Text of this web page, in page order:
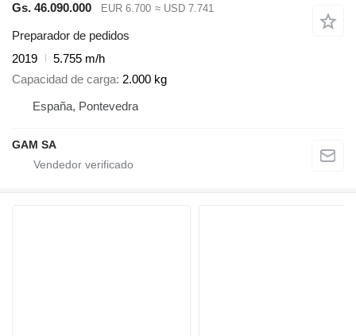
Gs. 46.090.000
EUR 6.700 ≈ USD 7.741
Preparador de pedidos
2019
5.755 m/h
Capacidad de carga 2.000 kg
España, Pontevedra
GAM SA